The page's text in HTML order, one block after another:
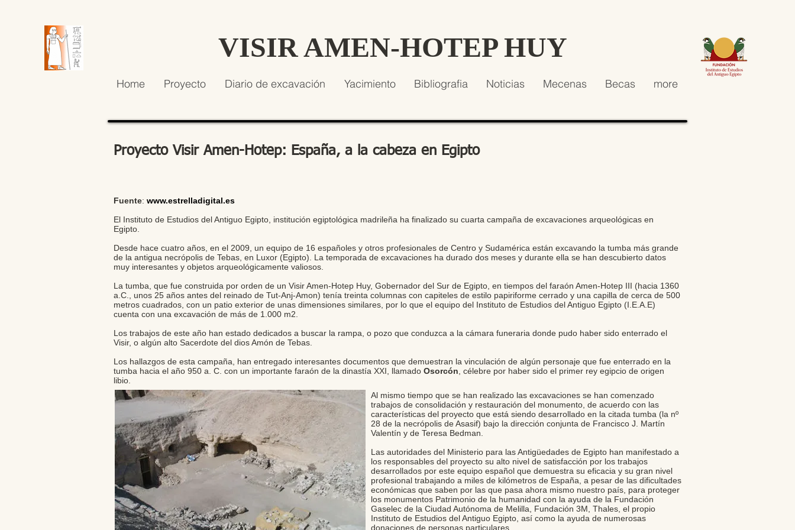
VISIR AMEN-HOTEP HUY
Home Proyecto Diario de excavación Yacimiento Bibliografia Noticias Mecenas Becas more
Proyecto Visir Amen-Hotep: España, a la cabeza en Egipto
Fuente:
El Instituto de Estudios del Antiguo Egipto, institución egiptológica madrileña ha finalizado su cuarta campaña de excavaciones arqueológicas en
Egipto.
Desde hace cuatro años, en el 2009, un equipo de 16 españoles y otros profesionales de Centro y Sudamérica están excavando la tumba más grande
de la antigua necrópolis de Tebas, en Luxor (Egipto). La temporada de excavaciones ha durado dos meses y durante ella se han descubierto datos
muy interesantes y objetos arqueológicamente valiosos.
La tumba, que fue construida por orden de un Visir Amen-Hotep Huy, Gobernador del Sur de Egipto, en tiempos del faraón Amen-Hotep III (hacia 1360
a.C., unos 25 años antes del reinado de Tut-Anj-Amon) tenía treinta columnas con capiteles de estilo papiriforme cerrado y una capilla de cerca de 500
metros cuadrados, con un patio exterior de unas dimensiones similares, por lo que el equipo del Instituto de Estudios del Antiguo Egipto (I.E.A.E)
cuenta con una excavación de más de 1.000 m2.
Los trabajos de este año han estado dedicados a buscar la rampa, o pozo que conduzca a la cámara funeraria donde pudo haber sido enterrado el
Visir, o algún alto Sacerdote del dios Amón de Tebas.
Los hallazgos de esta campaña, han entregado interesantes documentos que demuestran la vinculación de algún personaje que fue enterrado en la
tumba hacia el año 950 a. C. con un importante faraón de la dinastía XXI, llamado Osorcón , célebre por haber sido el primer rey egipcio de origen
libio.
www.estrelladigital.es
Al mismo tiempo que se han realizado las excavaciones se han comenzado
trabajos de consolidación y restauración del monumento, de acuerdo con las
características del proyecto que está siendo desarrollado en la citada tumba (la nº
28 de la necrópolis de Asasif) bajo la dirección conjunta de Francisco J. Martín
Valentín y de Teresa Bedman.
Las autoridades del Ministerio para las Antigüedades de Egipto han manifestado a
los responsables del proyecto su alto nivel de satisfacción por los trabajos
desarrollados por este equipo español que demuestra su eficacia y su gran nivel
profesional trabajando a miles de kilómetros de España, a pesar de las dificultades
económicas que saben por las que pasa ahora mismo nuestro país, para proteger
los monumentos Patrimonio de la humanidad con la ayuda de la Fundación
Gaselec de la Ciudad Autónoma de Melilla, Fundación 3M, Thales, el propio
Instituto de Estudios del Antiguo Egipto, así como la ayuda de numerosas
donaciones de personas particulares.